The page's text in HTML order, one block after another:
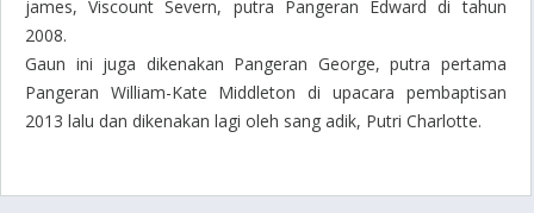
james, Viscount Severn, putra Pangeran Edward di tahun
2008.
Gaun ini juga dikenakan Pangeran George, putra pertama
Pangeran William-Kate Middleton di upacara pembaptisan
2013 lalu dan dikenakan lagi oleh sang adik, Putri Charlotte.